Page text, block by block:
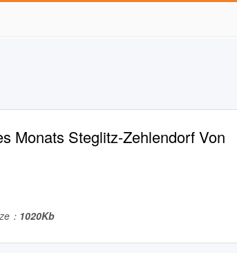
Monats Steglitz-Zehlendorf Von
： 1020Kb